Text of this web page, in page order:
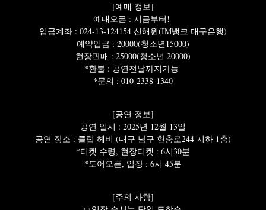
[예매 정보]
예매오픈 : 지금부터!
입금계좌 : 024-13-124154 신해원(IM뱅크 대구은행)
예약입금 : 20000(청소년15000)
현장판매 : 25000(청소년 20000)
*환불 : 공연전날까지가능
*문의 : 010-2338-1340
[공연 정보]
공연 일시 : 2025년 12월 13일
공연 장소 : 클럽 헤비 (대구 남구 현충로244 지하 1층)
*티켓 수령, 현장티켓 : 6시30분
*도어오픈, 입장 : 6시 45분
[주의 사항]